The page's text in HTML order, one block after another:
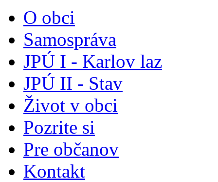
O obci
Samospráva
JPÚ I - Karlov laz
JPÚ II - Stav
Život v obci
Pozrite si
Pre občanov
Kontakt